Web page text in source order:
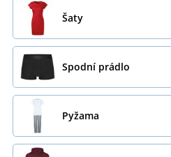
Šaty
Spodní prádlo
Pyžama